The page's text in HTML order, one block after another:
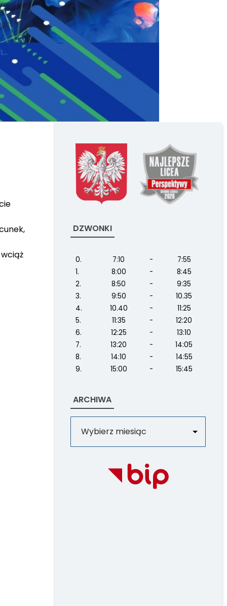
DZWONKI
0. 7:10 -
7:55
1.
8:00 -
8:45
2.
8:50 -
9:35
3.
9:50 -
10.35
4.
10.40 -
11:25
5.
11:35 -
12:20
6.
12:25 -
13:10
7.
13:20 -
14:05
8.
14:10 -
14:55
9.
15:00 - 15:45
ARCHIWA